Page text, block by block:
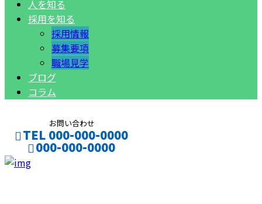
人を知る
採用を知る
採用情報
募集要項
職場見学
ブログ
コラム
お問い合わせ
TEL 000-000-0000
000-000-0000